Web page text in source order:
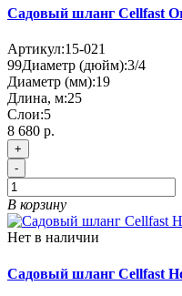
Садовый шланг Cellfast
Артикул:15-021
99Диаметр (дюйм):3/4
Диаметр (мм):19
Длина, м:25
Слои:5
8 680 р.
+
-
В корзину
Нет в наличии
Садовый шланг Cellfast